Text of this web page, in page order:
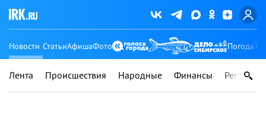
Новости СтатьиАфишаФото Погода
Лента Происшествия Народные Финансы Регионы